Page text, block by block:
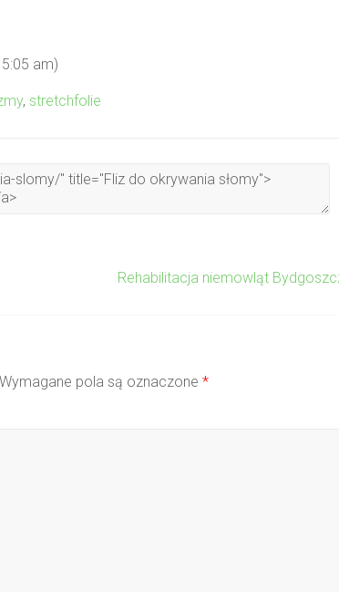
am)
, stretchfolie
Rehabilitacja niemowląt
Wymagane pola są oznaczone *